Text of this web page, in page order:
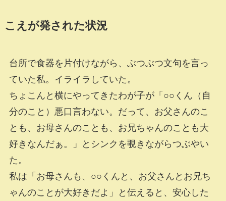
こえが発された状況
台所で食器を片付けながら、ぶつぶつ文句を言っ
ていた私。イライラしていた。
ちょこんと横にやってきたわが子が「○○くん（自
分のこと）悪口言わない。だって、お父さんのこ
とも、お母さんのことも、お兄ちゃんのことも大
好きなんだぁ。」とシンクを覗きながらつぶやい
た。
私は「お母さんも、○○くんと、お父さんとお兄ち
ゃんのことが大好きだよ」と伝えると、安心した